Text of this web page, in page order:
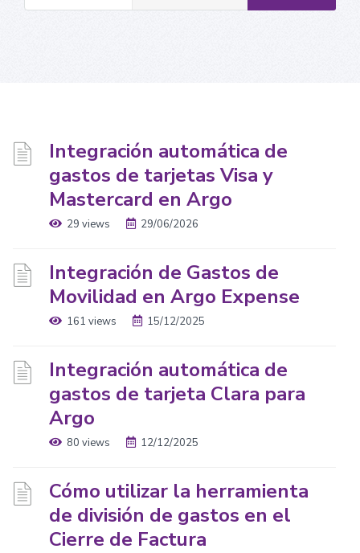
Integración automática de
gastos de tarjetas Visa y
Mastercard en Argo
29 views 29/06/2026
Integración de Gastos de
Movilidad en Argo Expense
161 views 15/12/2025
Integración automática de
gastos de tarjeta Clara para
Argo
80 views 12/12/2025
Cómo utilizar la herramienta
de división de gastos en el
Cierre de Factura